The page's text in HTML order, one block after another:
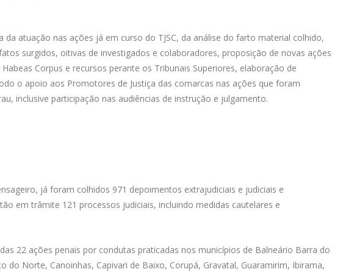
da atuação nas ações já em curso do TJSC, da análise do farto material colhido,
surgidos, oitivas de investigados e colaboradores, proposição de novas ações
Corpus e recursos perante os Tribunais Superiores, elaboração de
o apoio aos Promotores de Justiça das comarcas nas ações que foram
inclusive participação nas audiências de instrução e julgamento.
já foram colhidos 971 depoimentos extrajudiciais e judiciais e
em trâmite 121 processos judiciais, incluindo medidas cautelares e
22 ações penais por condutas praticadas nos municípios de Balneário Barra do
do Norte, Canoinhas, Capivari de Baixo, Corupá, Gravatal, Guaramirim, Ibirama,